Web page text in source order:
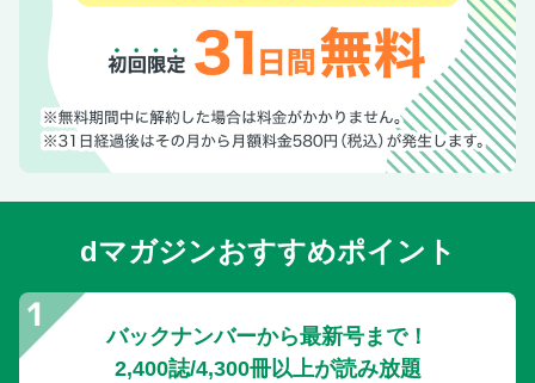
dマガジンおすすめポイント
バックナンバーから最新号まで！
2,400誌/4,300冊以上が読み放題